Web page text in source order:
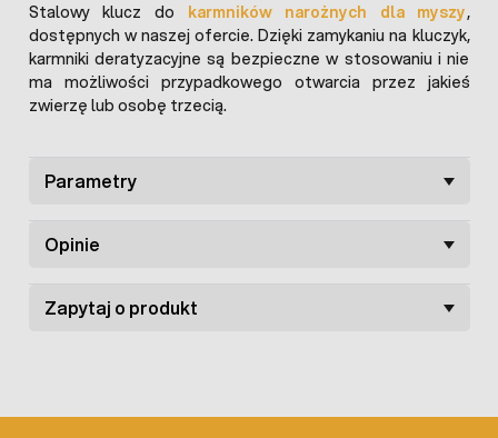
Stalowy klucz do karmników narożnych dla myszy,
dostępnych w naszej ofercie. Dzięki zamykaniu na kluczyk,
karmniki deratyzacyjne są bezpieczne w stosowaniu i nie
ma możliwości przypadkowego otwarcia przez jakieś
zwierzę lub osobę trzecią.
Parametry
Opinie
Zapytaj o produkt